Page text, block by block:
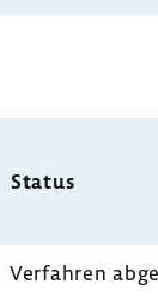
Status
Verfahren